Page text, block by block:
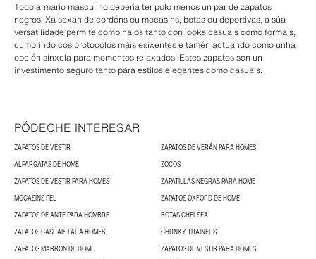
Todo armario masculino debería ter polo menos un par de zapatos
negros. Xa sexan de cordóns ou mocasíns, botas ou deportivas, a súa
versatilidade permite combinalos tanto con looks casuais como formais,
cumprindo cos protocolos máis esixentes e tamén actuando como unha
opción sinxela para momentos relaxados. Estes zapatos son un
investimento seguro tanto para estilos elegantes como casuais.
PÓDECHE INTERESAR
ZAPATOS DE VESTIR
ZAPATOS DE VERÁN PARA HOMES
ALPARGATAS DE HOME
ZOCOS
ZAPATOS DE VESTIR PARA HOMES
ZAPATILLAS NEGRAS PARA HOME
MOCASÍNS PEL
ZAPATOS OXFORD DE HOME
ZAPATOS DE ANTE PARA HOMBRE
BOTAS CHELSEA
ZAPATOS CASUAIS PARA HOMES
CHUNKY TRAINERS
ZAPATOS MARRÓN DE HOME
ZAPATOS DE VESTIR PARA HOMES